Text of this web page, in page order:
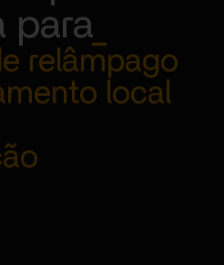
para_
relâmpago
local